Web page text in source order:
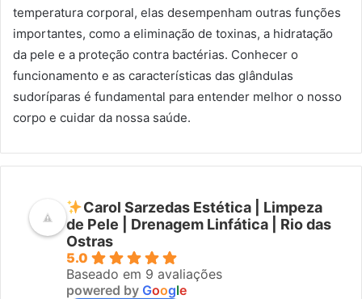
temperatura corporal, elas desempenham outras funções
importantes, como a eliminação de toxinas, a hidratação
da pele e a proteção contra bactérias. Conhecer o
funcionamento e as características das glândulas
sudoríparas é fundamental para entender melhor o nosso
corpo e cuidar da nossa saúde.
Carol Sarzedas Estética | Limpeza
de Pele | Drenagem Linfática | Rio das
Ostras
5.0
Baseado em 9 avaliações
powered by Google